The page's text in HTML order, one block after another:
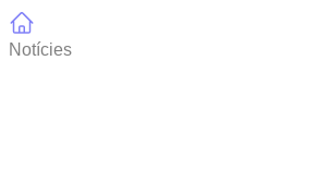
Notícies